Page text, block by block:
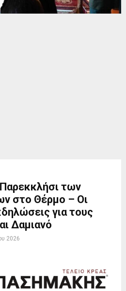
των
στο Θέρμο – Οι
για τους
Δαμιανό
2026